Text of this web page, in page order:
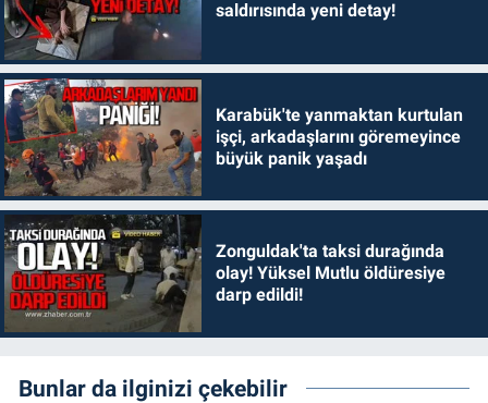
saldırısında yeni detay!
Karabük'te yanmaktan kurtulan
işçi, arkadaşlarını göremeyince
büyük panik yaşadı
Zonguldak'ta taksi durağında
olay! Yüksel Mutlu öldüresiye
darp edildi!
Bunlar da ilginizi çekebilir